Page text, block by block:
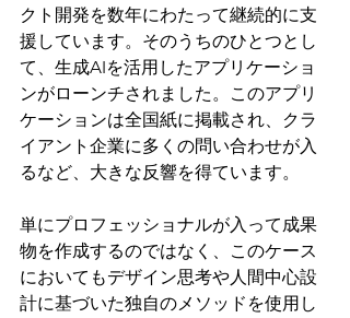
クト開発を数年にわたって継続的に支
援しています。そのうちのひとつとし
て、生成AIを活用したアプリケーショ
ンがローンチされました。このアプリ
ケーションは全国紙に掲載され、クラ
イアント企業に多くの問い合わせが入
るなど、大きな反響を得ています。
単にプロフェッショナルが入って成果
物を作成するのではなく、このケース
においてもデザイン思考や人間中心設
計に基づいた独自のメソッドを使用し